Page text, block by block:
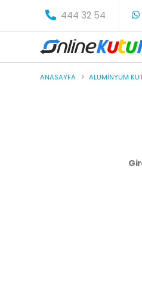
444 32 54
ANASAYFA ALUMINYUM